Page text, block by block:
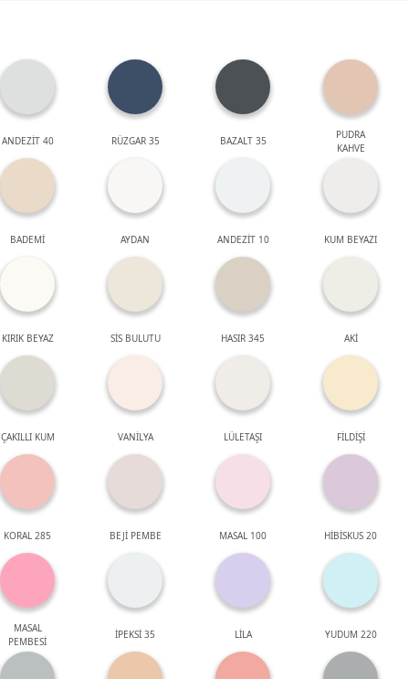
ANDEZİT 40 RÜZGAR 35 BAZALT 35
PUDRA
KAHVE
BADEMİ AYDAN ANDEZİT 10 KUM BEYAZI
KIRIK BEYAZ SİS BULUTU HASIR 345 AKİ
ÇAKILLI KUM VANİLYA LÜLETAŞI FİLDİŞİ
KORAL 285 BEJİ PEMBE MASAL 100 HİBİSKUS 20
MASAL
PEMBESİ
İPEKSİ 35 LİLA YUDUM 220